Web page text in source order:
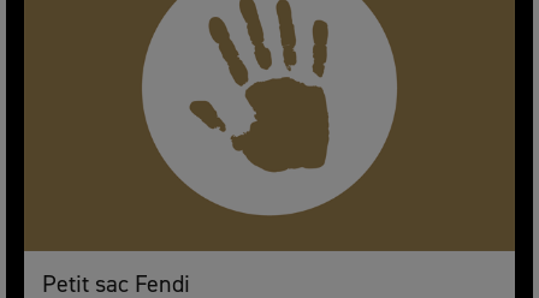
Petit sac Fendi